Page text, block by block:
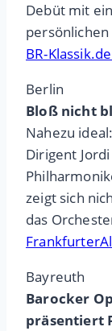
Debüt mit
BR-
Berlin
Bloß nicht
Nahezu
Dirigent
zeigt sich
das
Bayreuth
Barocker
präsentiert